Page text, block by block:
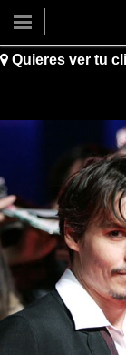
Quieres ver tu